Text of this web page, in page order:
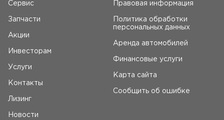
Сервис
Запчасти
Акции
Инвесторам
Услуги
Контакты
Лизинг
Новости
Правовая информация
Политика обработки
персональных данных
Аренда автомобилей
Финансовые услуги
Карта сайта
Сообщить об ошибке